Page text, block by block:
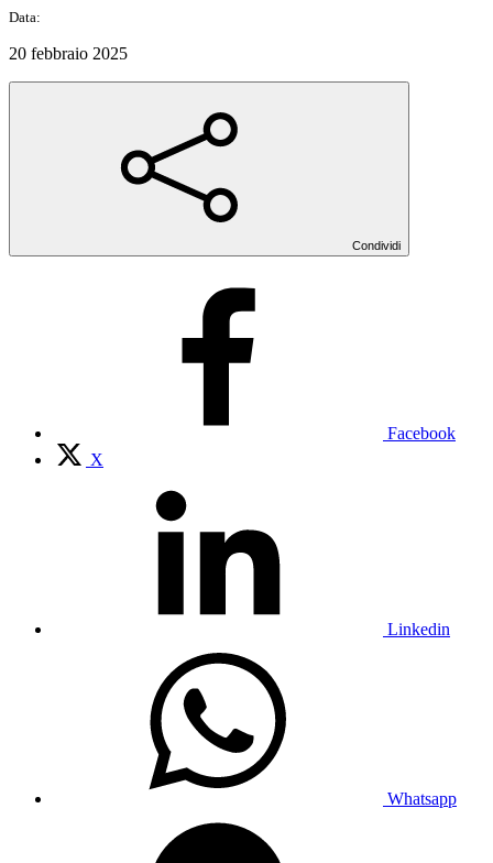
Data:
20 febbraio 2025
Condividi
Facebook
X
Linkedin
Whatsapp